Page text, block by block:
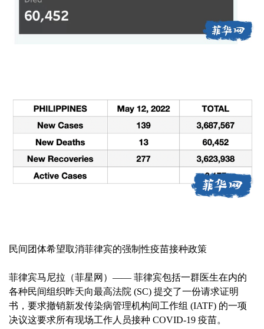
民间团体希望取消菲律宾的强制性疫苗接种政策
菲律宾马尼拉（菲星网）—— 菲律宾包括一群医生在内的
各种民间组织昨天向最高法院 (SC) 提交了一份请求证明
书，要求撤销新发传染病管理机构间工作组 (IATF) 的一项
决议这要求所有现场工作人员接种 COVID-19 疫苗。